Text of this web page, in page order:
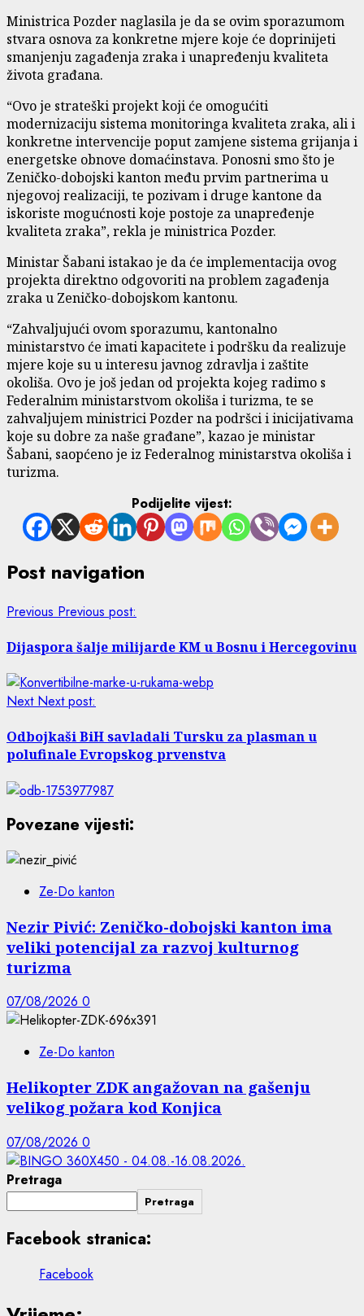
Ministrica Pozder naglasila je da se ovim sporazumom
stvara osnova za konkretne mjere koje će doprinijeti
smanjenju zagađenja zraka i unapređenju kvaliteta
života građana.
“Ovo je strateški projekt koji će omogućiti
modernizaciju sistema monitoringa kvaliteta zraka, ali i
konkretne intervencije poput zamjene sistema grijanja i
energetske obnove domaćinstava. Ponosni smo što je
Zeničko-dobojski kanton među prvim partnerima u
njegovoj realizaciji, te pozivam i druge kantone da
iskoriste mogućnosti koje postoje za unapređenje
kvaliteta zraka”, rekla je ministrica Pozder.
Ministar Šabani istakao je da će implementacija ovog
projekta direktno odgovoriti na problem zagađenja
zraka u Zeničko-dobojskom kantonu.
“Zahvaljujući ovom sporazumu, kantonalno
ministarstvo će imati kapacitete i podršku da realizuje
mjere koje su u interesu javnog zdravlja i zaštite
okoliša. Ovo je još jedan od projekta kojeg radimo s
Federalnim ministarstvom okoliša i turizma, te se
zahvaljujem ministrici Pozder na podršci i inicijativama
koje su dobre za naše građane”, kazao je ministar
Šabani, saopćeno je iz Federalnog ministarstva okoliša i
turizma.
Podijelite vijest:
Post navigation
Previous Previous post:
Dijaspora šalje milijarde KM u Bosnu i Hercegovinu
Next Next post:
Odbojkaši BiH savladali Tursku za plasman u
polufinale Evropskog prvenstva
Povezane vijesti:
Ze-Do kanton
Nezir Pivić: Zeničko-dobojski kanton ima
veliki potencijal za razvoj kulturnog
turizma
07/08/2026 0
Ze-Do kanton
Helikopter ZDK angažovan na gašenju
velikog požara kod Konjica
07/08/2026 0
Pretraga
Pretraga
Facebook stranica:
Facebook